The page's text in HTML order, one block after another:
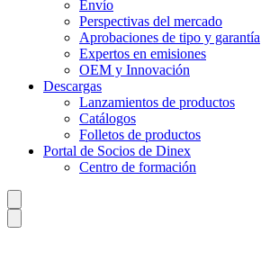
Envío
Perspectivas del mercado
Aprobaciones de tipo y garantía
Expertos en emisiones
OEM y Innovación
Descargas
Lanzamientos de productos
Catálogos
Folletos de productos
Portal de Socios de Dinex
Centro de formación